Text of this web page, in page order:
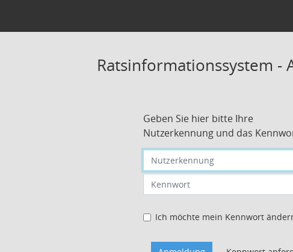
Ratsinformationssystem -
Geben Sie hier bitte Ihre
Nutzerkennung und das
Nutzerkennung eingeben
Kennwort eingeben
Ich möchte mein Kennwort